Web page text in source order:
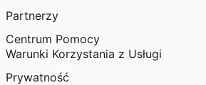
Partnerzy
Centrum Pomocy
Warunki Korzystania z Usługi
Prywatność